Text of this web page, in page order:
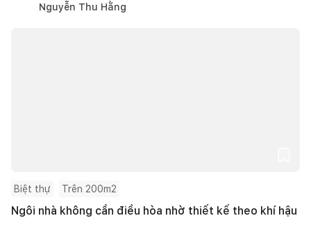
Nguyễn Thu Hằng
Biệt thự Trên 200m2
Ngôi nhà không cần điều hòa nhờ thiết kế theo khí hậu